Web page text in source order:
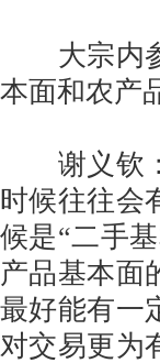
大宗内参
本面和农产
谢义钦：
时候往往会
候是“二手
产品基本面
最好能有一
对交易更为